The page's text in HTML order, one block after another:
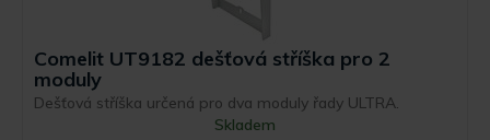
Comelit UT9182 dešťová stříška pro 2
moduly
Dešťová stříška určená pro dva moduly řady ULTRA.
Skladem